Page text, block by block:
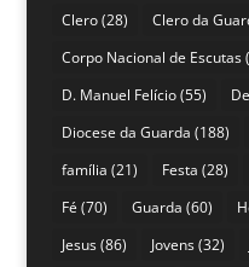
Clero(28) Clero da
Corpo Nacional de Escutas
D. Manuel Felício(55)
Diocese da Guarda (188)
família (21) Festa (28)
Fé (70) Guarda (60)
Jesus(86) Jovens(32)